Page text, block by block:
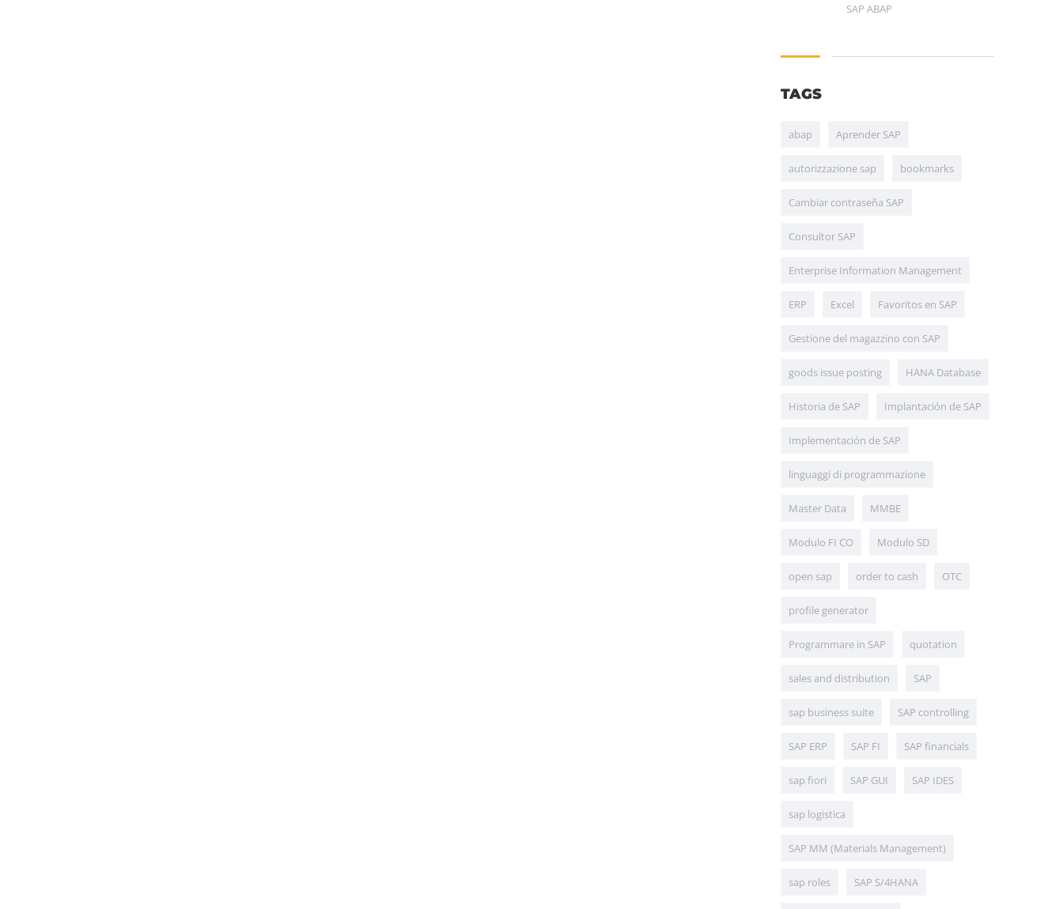
SAP ABAP
TAGS
abap Aprender SAP
autorizzazione sap bookmarks
Cambiar contraseña SAP
Consultor SAP
Enterprise Information Management
ERP Excel Favoritos en SAP
Gestione del magazzino con SAP
goods issue posting HANA Database
Historia de SAP Implantación de SAP
Implementación de SAP
linguaggi di programmazione
Master Data MMBE
Modulo FI CO Modulo SD
open sap order to cash OTC
profile generator
Programmare in SAP quotation
sales and distribution SAP
sap business suite SAP controlling
SAP ERP SAP FI SAP financials
sap fiori SAP GUI SAP IDES
sap logistica
SAP MM (Materials Management)
sap roles SAP S/4HANA